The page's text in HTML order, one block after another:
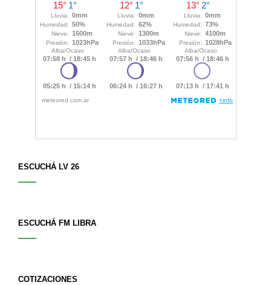
ESCUCHÁ LV 26
ESCUCHÁ FM LIBRA
COTIZACIONES